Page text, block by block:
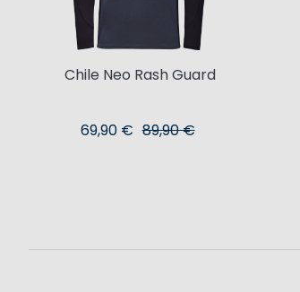
Chile Neo Rash Guard
69,90 € 89,90 €